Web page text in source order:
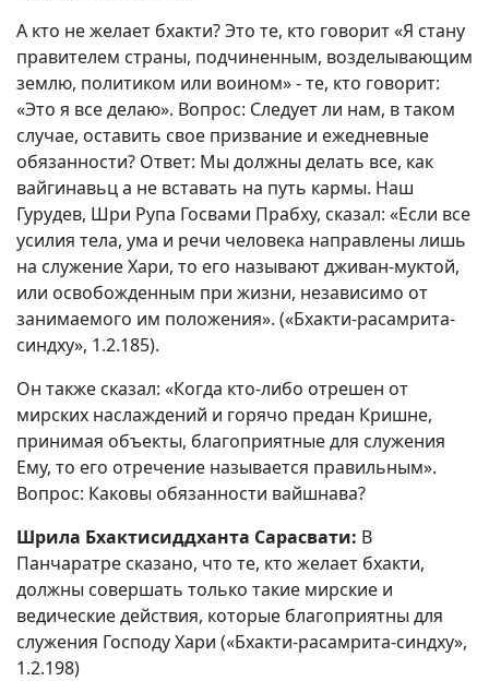
А кто не желает бхакти? Это те, кто говорит «Я стану
правителем страны, подчиненным, возделывающим
землю, политиком или воином» - те, кто говорит:
«Это я все делаю». Вопрос: Следует ли нам, в таком
случае, оставить свое призвание и ежедневные
обязанности? Ответ: Мы должны делать все, как
вайгинавьц а не вставать на путь кармы. Наш
Гурудев, Шри Рупа Госвами Прабху, сказал: «Если все
усилия тела, ума и речи человека направлены лишь
на служение Хари, то его называют дживан-муктой,
или освобожденным при жизни, независимо от
занимаемого им положения». («Бхакти-расамрита-
синдху», 1.2.185).
Он также сказал: «Когда кто-либо отрешен от
мирских наслаждений и горячо предан Кришне,
принимая объекты, благоприятные для служения
Ему, то его отречение называется правильным».
Вопрос: Каковы обязанности вайшнава?
Шрила Бхактисиддханта Сарасвати: В
Панчаратре сказано, что те, кто желает бхакти,
должны совершать только такие мирские и
ведические действия, которые благоприятны для
служения Господу Хари («Бхакти-расамрита-синдху»,
1.2.198)